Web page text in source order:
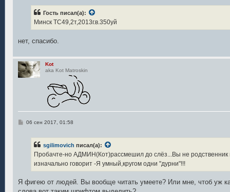
Гость писал(а):
Минск ТС49,2т,2013г.в.350уй
нет, спасибо.
Kot
aka Kot Matroskin
С06 сен 2017, 01:58
sgilimovich писал(а):
Пробачте-но АДМИН(Кот)рассмешил до слёз...Вы не
изначально говорит -Я умный,кругом одни "дурни"!!!
Я фигею от людей. Вы вообще читать умеете? Или мне, чтоб уж